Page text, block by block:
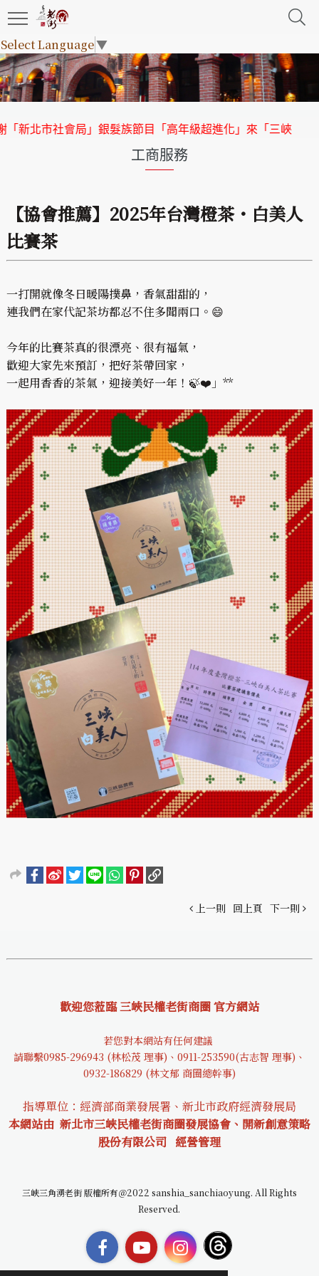
Select Language▼
北市社會局」銀髮族節目「高年級超進化」來「三峽老街」
工商服務
【協會推薦】2025年台灣橙茶・白美人
比賽茶
一打開就像冬日暖陽撲鼻，香氣甜甜的，
連我們在家代記茶坊都忍不住多聞兩口。😄
今年的比賽茶真的很漂亮、很有福氣，
歡迎大家先來預訂，把好茶帶回家，
一起用香香的茶氣，迎接美好一年！🍃❤️」**
上一則 回上頁 下一則
歡迎您蒞臨 三峽民權老街商圈 官方網站
若您對本網站有任何建議
請聯繫0985-296943 (林松茂 理事)、0911-253590(古志智 理事)、
0932-186829 (林文郁 商圈總幹事)
指導單位：經濟部商業發展署、新北市政府經濟發展局
本網站由 新北市三峽民權老街商圈發展協會、開新創意策略
股份有限公司 經營管理
三峽三角湧老街 版權所有＠2022 sanshia_sanchiaoyung. All Rights
Reserved.